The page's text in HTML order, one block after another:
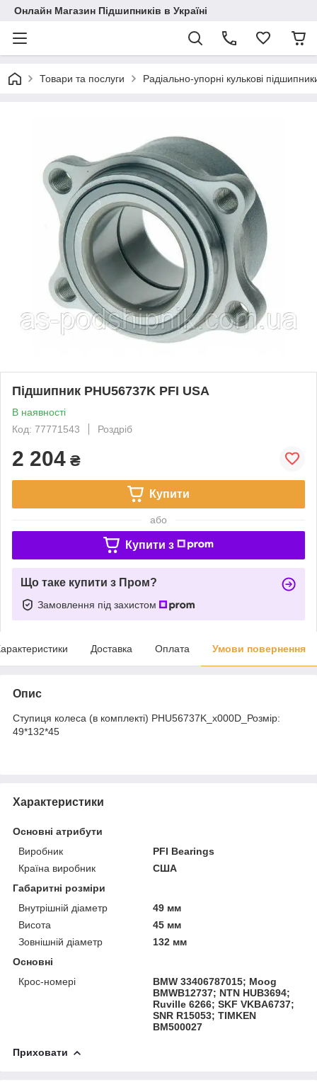
Онлайн Магазин Підшипників в Україні
Товари та послуги Радіально-упорні кулькові
Підшипник PHU56737K PFI USA
В наявності
Код: 77771543
Роздріб
2 204 ₴
Купити
або
Купити з
Що таке купити з Пром?
Замовлення під захистом
Доставка Оплата Умови повернення
Опис
Ступиця колеса (в комплекті) PHU56737K_x000D_Розмір:
49*132*45
Характеристики
Основні атрибути
Виробник
PFI Bearings
Країна виробник
США
Габаритні розміри
Внутрішній діаметр
49 мм
Висота
45 мм
Зовнішній діаметр
132 мм
Основні
Крос-номері
BMW 33406787015; Moog
BMWB12737; NTN HUB3694;
Ruville 6266; SKF VKBA6737;
SNR R15053; TIMKEN
BM500027
Приховати